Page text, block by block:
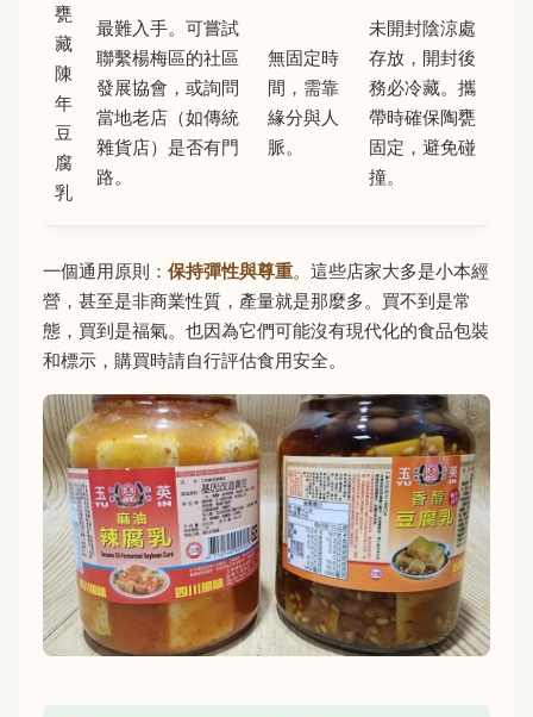
甕
藏
陳
年
豆
腐
乳
最難入手。可嘗試
聯繫楊梅區的社區
發展協會，或詢問
當地老店（如傳統
雜貨店）是否有門
路。
無固定時
間，需靠
緣分與人
脈。
未開封陰涼處
存放，開封後
務必冷藏。攜
帶時確保陶甕
固定，避免碰
撞。
一個通用原則： 保持彈性與尊重。這些店家大多是小本經
營，甚至是非商業性質，產量就是那麼多。買不到是常
態，買到是福氣。也因為它們可能沒有現代化的食品包裝
和標示，購買時請自行評估食用安全。